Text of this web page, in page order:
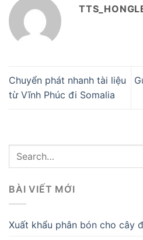
Chuyển phát nhanh tài liệu
từ Vĩnh Phúc đi Somalia
BÀI VIẾT MỚI
Xuất khẩu phân bón cho cây